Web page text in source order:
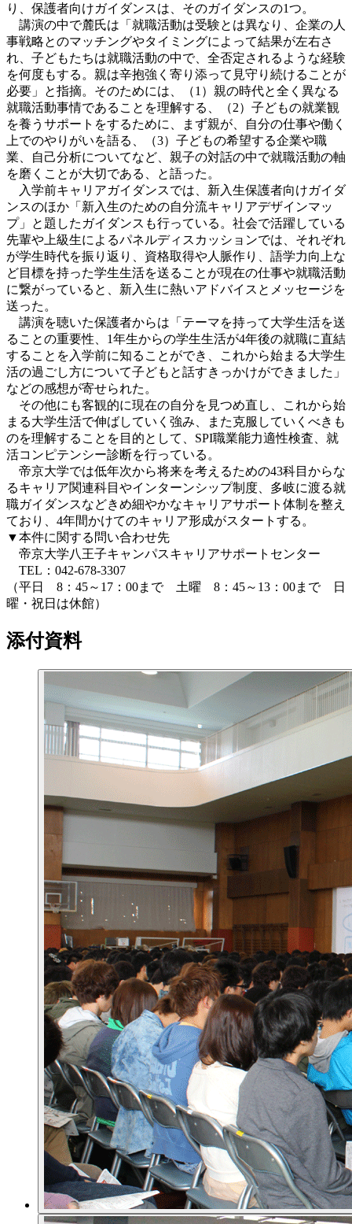
り、保護者向けガイダンスは、そのガイダンスの1つ。
講演の中で麓氏は「就職活動は受験とは異なり、企業の人
事戦略とのマッチングやタイミングによって結果が左右さ
れ、子どもたちは就職活動の中で、全否定されるような経験
を何度もする。親は辛抱強く寄り添って見守り続けることが
必要」と指摘。そのためには、（1）親の時代と全く異なる
就職活動事情であることを理解する、（2）子どもの就業観
を養うサポートをするために、まず親が、自分の仕事や働く
上でのやりがいを語る、（3）子どもの希望する企業や職
業、自己分析についてなど、親子の対話の中で就職活動の軸
を磨くことが大切である、と語った。
入学前キャリアガイダンスでは、新入生保護者向けガイダ
ンスのほか「新入生のための自分流キャリアデザインマッ
プ」と題したガイダンスも行っている。社会で活躍している
先輩や上級生によるパネルディスカッションでは、それぞれ
が学生時代を振り返り、資格取得や人脈作り、語学力向上な
ど目標を持った学生生活を送ることが現在の仕事や就職活動
に繋がっていると、新入生に熱いアドバイスとメッセージを
送った。
講演を聴いた保護者からは「テーマを持って大学生活を送
ることの重要性、1年生からの学生生活が4年後の就職に直結
することを入学前に知ることができ、これから始まる大学生
活の過ごし方について子どもと話すきっかけができました」
などの感想が寄せられた。
その他にも客観的に現在の自分を見つめ直し、これから始
まる大学生活で伸ばしていく強み、また克服していくべきも
のを理解することを目的として、SPI職業能力適性検査、就
活コンピテンシー診断を行っている。
帝京大学では低年次から将来を考えるための43科目からな
るキャリア関連科目やインターンシップ制度、多岐に渡る就
職ガイダンスなどきめ細やかなキャリアサポート体制を整え
ており、4年間かけてのキャリア形成がスタートする。
▼本件に関する問い合わせ先
帝京大学八王子キャンパスキャリアサポートセンター
TEL：042-678-3307
（平日 8：45～17：00まで 土曜 8：45～13：00まで 日
曜・祝日は休館）
添付資料